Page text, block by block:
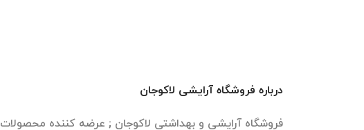
درباره فروشگاه آرایشی لاکوجان
فروشگاه آرایشی و بهداشتی لاکوجان ; عرضه کننده محصولات